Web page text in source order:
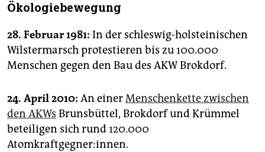
Ökologiebewegung
28. Februar 1981: In der schleswig-holsteinischen
Wilstermarsch protestieren bis zu 100.000
Menschen gegen den Bau des AKW Brokdorf.
24. April 2010: An einerMenschenkette zwischen
den AKWs Brunsbüttel, Brokdorf und Krümmel
beteiligen sich rund 120.000
Atomkraftgegner:innen.